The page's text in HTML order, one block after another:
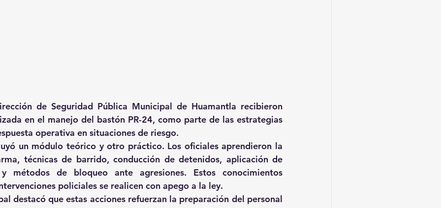
de Seguridad Pública Municipal de Huamantla recibieron
en el manejo del bastón PR-24, como parte de las estrategias
operativa en situaciones de riesgo.
un módulo teórico y otro práctico. Los oficiales aprendieron la
técnicas de barrido, conducción de detenidos, aplicación de
métodos de bloqueo ante agresiones. Estos conocimientos
policiales se realicen con apego a la ley.
destacó que estas acciones refuerzan la preparación del personal